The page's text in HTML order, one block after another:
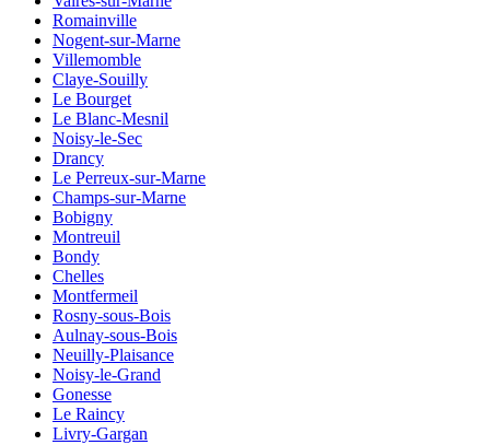
Romainville
Nogent-sur-Marne
Villemomble
Claye-Souilly
Le Bourget
Le Blanc-Mesnil
Noisy-le-Sec
Drancy
Le Perreux-sur-Marne
Champs-sur-Marne
Bobigny
Montreuil
Bondy
Chelles
Montfermeil
Rosny-sous-Bois
Aulnay-sous-Bois
Neuilly-Plaisance
Noisy-le-Grand
Gonesse
Le Raincy
Livry-Gargan